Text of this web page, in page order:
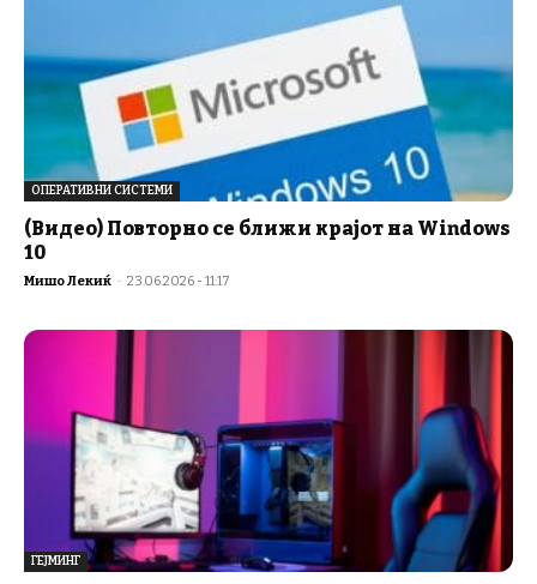
ОПЕРАТИВНИ СИСТЕМИ
(Видео) Повторно се ближи крајот на Windows
10
Мишо Лекиќ - 23.06.2026 - 11:17
ГЕЈМИНГ